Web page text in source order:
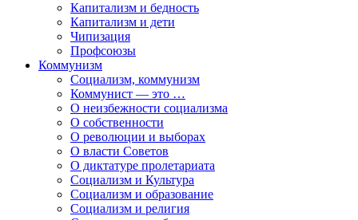
Капитализм и бедность
Капитализм и дети
Чипизация
Профсоюзы
Коммунизм
Социализм, коммунизм
Коммунист — это …
О неизбежности социализма
О собственности
О революции и выборах
О власти Советов
О диктатуре пролетариата
Социализм и Культура
Социализм и образование
Социализм и религия